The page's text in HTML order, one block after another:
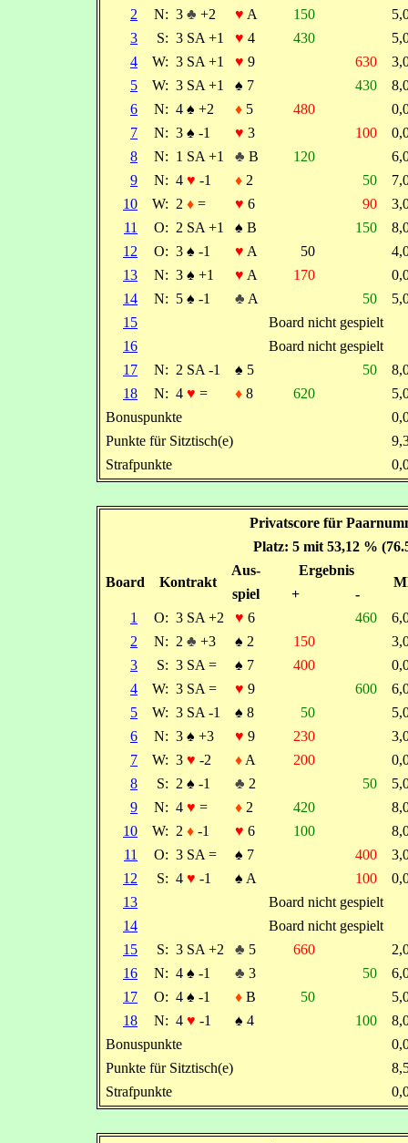
2 N: 3 ♣ +2 ♥ A 150
3
S: 3 SA +1 ♥ 4 430
4
W: 3 SA +1 ♥ 9 630
5
W: 3 SA +1 ♠ 7 430
6
N: 4 ♠ +2 ♦ 5 480
7
N: 3 ♠ -1 ♥ 3 100
8
N: 1 SA +1 ♣ B 120
9
N: 4 ♥ -1 ♦ 2 50
10
W: 2 ♦ = ♥ 6 90
11
O: 2 SA +1 ♠ B 150
12
O: 3 ♠ -1 ♥ A 50
13
N: 3 ♠ +1 ♥ A 170
14
N: 5 ♠ -1 ♣ A 50
15
Board nicht gespielt
16
Board nicht gespielt
17
N: 2 SA -1 ♠ 5 50
18
N: 4 ♥ = ♦ 8 620
Bonuspunkte
Punkte für Sitztisch(e)
Strafpunkte
Privatscore für
Platz: 5 mit 53,12 %
Board Kontrakt
Aus- Ergebnis
spiel +
-
1
O: 3 SA +2 ♥ 6 460
2
N: 2 ♣ +3 ♠ 2 150
3
S: 3 SA = ♠ 7 400
4
W: 3 SA = ♥ 9 600
5
W: 3 SA -1 ♠ 8 50
6
N: 3 ♠ +3 ♥ 9 230
7
W: 3 ♥ -2 ♦ A 200
8
S: 2 ♠ -1 ♣ 2 50
9
N: 4 ♥ = ♦ 2 420
10
W: 2 ♦ -1 ♥ 6 100
11
O: 3 SA = ♠ 7 400
12
S: 4 ♥ -1 ♠ A 100
13
Board nicht gespielt
14
Board nicht gespielt
15
S: 3 SA +2 ♣ 5 660
16
N: 4 ♠ -1 ♣ 3 50
17
O: 4 ♠ -1 ♦ B 50
18
N: 4 ♥ -1 ♠ 4 100
Bonuspunkte
Punkte für Sitztisch(e)
Strafpunkte